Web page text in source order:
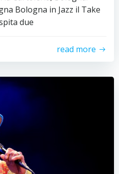
Bologna in Jazz il Take
due
read more